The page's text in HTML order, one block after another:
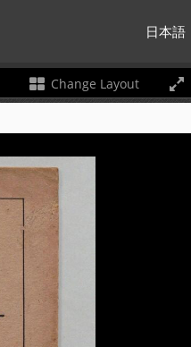
日本語
Change Layout